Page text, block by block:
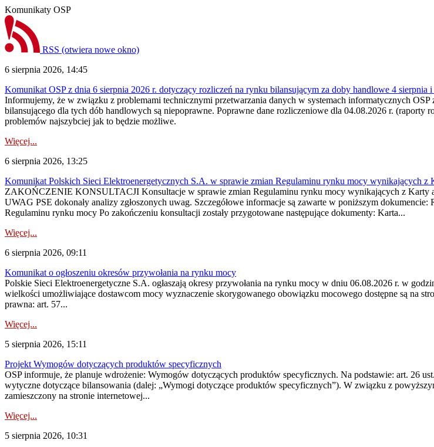
Komunikaty OSP
RSS (otwiera nowe okno)
6 sierpnia 2026, 14:45
Komunikat OSP z dnia 6 sierpnia 2026 r. dotyczący rozliczeń na rynku bilansującym za doby handlowe 4 sierpnia i
Informujemy, że w związku z problemami technicznymi przetwarzania danych w systemach informatycznych
bilansującego dla tych dób handlowych są niepoprawne. Poprawne dane rozliczeniowe dla 04.08.2026 r.
problemów najszybciej jak to będzie możliwe.
Więcej...
6 sierpnia 2026, 13:25
Komunikat Polskich Sieci Elektroenergetycznych S.A. w sprawie zmian Regulaminu rynku mocy wynikających
ZAKOŃCZENIE KONSULTACJI Konsultacje w sprawie zmian Regulaminu rynku mocy wynikających z
UWAG PSE dokonały analizy zgłoszonych uwag. Szczegółowe informacje są zawarte w poniższym
Regulaminu rynku mocy Po zakończeniu konsultacji zostały przygotowane następujące dokumenty: Karta...
Więcej...
6 sierpnia 2026, 09:11
Komunikat o ogłoszeniu okresów przywołania na rynku mocy
Polskie Sieci Elektroenergetyczne S.A. ogłaszają okresy przywołania na rynku mocy w dniu 06.08.2026 r. w
wielkości umożliwiające dostawcom mocy wyznaczenie skorygowanego obowiązku mocowego dostępne są na
prawna: art. 57...
Więcej...
5 sierpnia 2026, 15:11
Projekt Wymogów dotyczących produktów specyficznych
OSP informuje, że planuje wdrożenie: Wymogów dotyczących produktów specyficznych. Na podstawie: art. 26
wytyczne dotyczące bilansowania (dalej: „Wymogi dotyczące produktów specyficznych”). W związku z
zamieszczony na stronie internetowej...
Więcej...
5 sierpnia 2026, 10:31